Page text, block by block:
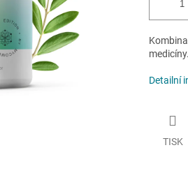
medicíny.
Detailní
TISK